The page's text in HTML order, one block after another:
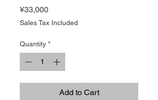
¥33,000Price
Sales Tax Included
Quantity *
Add to Cart